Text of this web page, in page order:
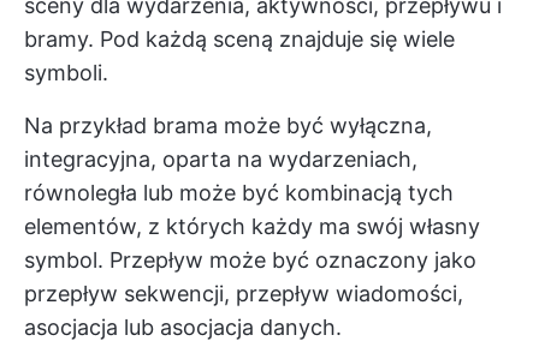
sceny dla wydarzenia, aktywności, przepływu i
bramy. Pod każdą sceną znajduje się wiele
symboli.
Na przykład brama może być wyłączna,
integracyjna, oparta na wydarzeniach,
równoległa lub może być kombinacją tych
elementów, z których każdy ma swój własny
symbol. Przepływ może być oznaczony jako
przepływ sekwencji, przepływ wiadomości,
asocjacja lub asocjacja danych.